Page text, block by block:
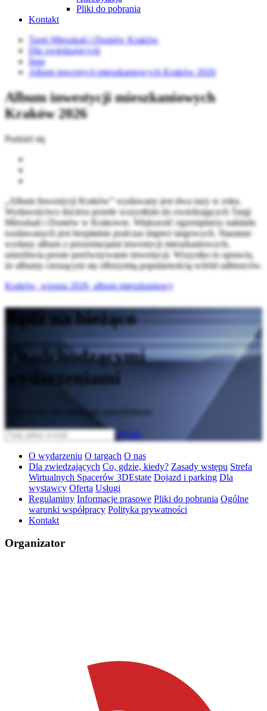
Pliki do pobrania
Kontakt
Targi Mieszkań i Domów Kraków
Dla zwiedzających
Inne
Album inwestycji mieszkaniowych Kraków 2026
Album inwestycji mieszkaniowych
Kraków 2026
Podziel się
„Album Inwestycji Kraków” wydawany jest dwa razy w roku.
Wydawnictwo dociera przede wszystkim do zwiedzających Targi
Mieszkań i Domów w Krakowie. Większość egzemplarzy nakładu
rozdawanych jest bezpłatnie podczas imprez targowych. Staranne
wydany album z prezentacjami inwestycji mieszkaniowych,
umożliwia proste porównywanie inwestycji. Wszystko to sprawia,
że albumy cieszącym się olbrzymią popularnością wśród odbiorców.
Kraków_wiosna 2026_album mieszkaniowy
Bądź na bieżąco
z nadchodzącymi
wydarzeniami
Zapisz się do naszego newslettera
Wyślij
O wydarzeniu O targach O nas
Dla zwiedzających Co, gdzie, kiedy? Zasady wstępu Strefa
Wirtualnych Spacerów 3DEstate Dojazd i parking Dla
wystawcy Oferta Usługi
Regulaminy Informacje prasowe Pliki do pobrania Ogólne
warunki współpracy Polityka prywatności
Kontakt
Organizator